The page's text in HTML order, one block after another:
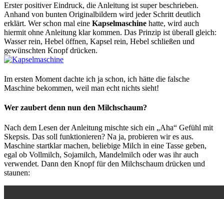
Erster positiver Eindruck, die Anleitung ist super beschrieben.
Anhand von bunten Originalbildern wird jeder Schritt deutlich
erklärt. Wer schon mal eine Kapselmaschine hatte, wird auch
hiermit ohne Anleitung klar kommen. Das Prinzip ist überall gleich:
Wasser rein, Hebel öffnen, Kapsel rein, Hebel schließen und
gewünschten Knopf drücken.
Im ersten Moment dachte ich ja schon, ich hätte die falsche
Maschine bekommen, weil man echt nichts sieht!
Wer zaubert denn nun den Milchschaum?
Nach dem Lesen der Anleitung mischte sich ein „Aha“ Gefühl mit
Skepsis. Das soll funktionieren? Na ja, probieren wir es aus.
Maschine startklar machen, beliebige Milch in eine Tasse geben,
egal ob Vollmilch, Sojamilch, Mandelmilch oder was ihr auch
verwendet. Dann den Knopf für den Milchschaum drücken und
staunen: